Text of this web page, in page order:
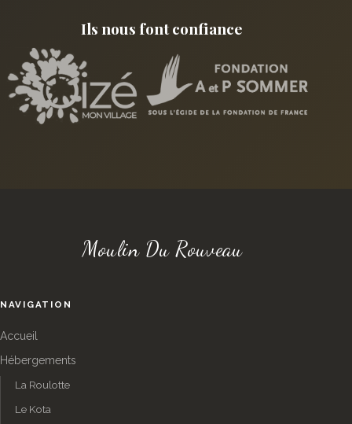
Ils nous font confiance
Moulin Du Rouveau
NAVIGATION
Accueil
Hébergements
La Roulotte
Le Kota